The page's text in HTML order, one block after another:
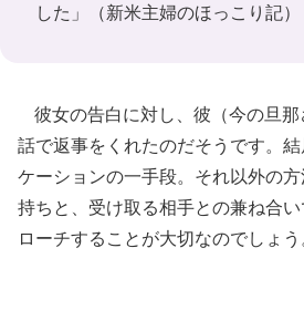
した」
（新米主婦のほっこり記）
彼女の告白に対し、彼（今の旦
話で返事をくれたのだそうです。
ケーションの一手段。それ以外の
持ちと、受け取る相手との兼ね合
ローチすることが大切なのでしょう